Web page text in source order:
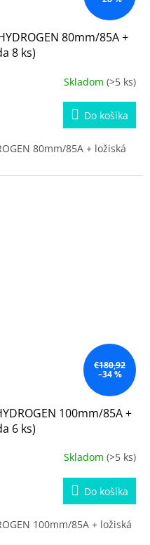
80mm/85A +
8 ks)
Skladom (>5 ks)
Do košíka
80mm/85A + ložiská
€180,92
–34 %
100mm/85A +
6 ks)
Skladom (>5 ks)
Do košíka
100mm/85A + ložiská